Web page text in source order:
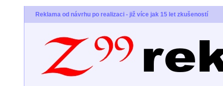
Reklama od návrhu po realizaci - již více jak 15 let zkušeností